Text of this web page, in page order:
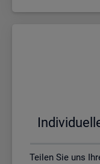
Teilen Sie uns